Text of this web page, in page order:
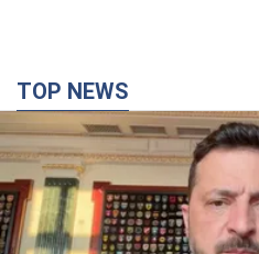
TOP NEWS